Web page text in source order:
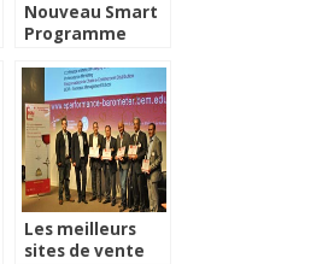
Nouveau Smart
Programme
Expert
Les meilleurs
sites de vente